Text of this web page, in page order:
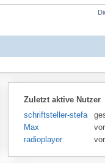
Zuletzt aktive Nutzer
schriftsteller-stefansen
Max
radioplayer